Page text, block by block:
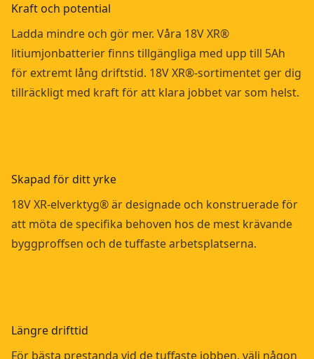
Kraft och potential
Ladda mindre och gör mer. Våra 18V XR®
litiumjonbatterier finns tillgängliga med upp till 5Ah
för extremt lång driftstid. 18V XR®-sortimentet ger dig
tillräckligt med kraft för att klara jobbet var som helst.
Skapad för ditt yrke
18V XR-elverktyg® är designade och konstruerade för
att möta de specifika behoven hos de mest krävande
byggproffsen och de tuffaste arbetsplatserna.
Längre drifttid
För bästa prestanda vid de tuffaste jobben, välj någon